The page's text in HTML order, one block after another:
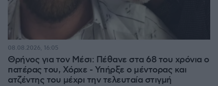
Θρήνος για τον Μέσι: Πέθανε στα 68 του χρόνια ο
πατέρας του, Χόρχε - Υπήρξε ο μέντορας και
ατζέντης του μέχρι την τελευταία στιγμή
08.08.2026, 16:05